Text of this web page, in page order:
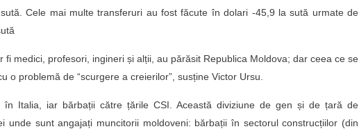
Cele mai multe transferuri au fost făcute în dolari -45,9 la sută urmate de
fi medici, profesori, ingineri și alții, au părăsit Republica Moldova; dar ceea ce se
problemă de “scurgere a creierilor”, susține Victor Ursu.
în Italia, iar bărbații către țările CSI. Această diviziune de gen și de țară de
unde sunt angajați muncitorii moldoveni: bărbații în sectorul construcțiilor (din